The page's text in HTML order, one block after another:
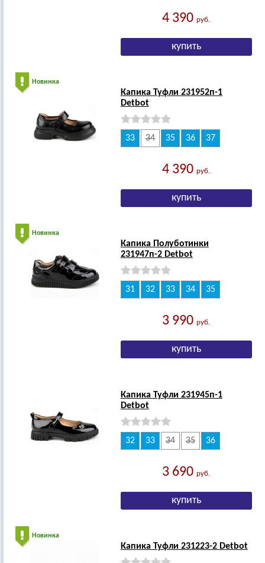
4 390руб.
Новинка
Капика Туфли 231952п-1
Detbot
33 34 35 36 37
4 390руб.
Новинка
Капика Полуботинки
231947п-2 Detbot
31 32 33 34 35
3 990руб.
Капика Туфли 231945п-1
Detbot
32 33 34 35 36
3 690руб.
Новинка
Капика Туфли 231223-2 Detbot